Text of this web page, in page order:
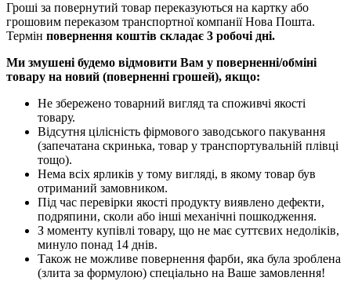
Гроші за повернутий товар переказуються на картку або
грошовим переказом транспортної компанії Нова Пошта.
Термін повернення коштів складає 3 робочі дні.
Ми змушені будемо відмовити Вам у поверненні/обміні
товару на новий (поверненні грошей), якщо:
Не збережено товарний вигляд та споживчі якості
товару.
Відсутня цілісність фірмового заводського пакування
(запечатана скринька, товар у транспортувальній плівці
тощо).
Нема всіх ярликів у тому вигляді, в якому товар був
отриманий замовником.
Під час перевірки якості продукту виявлено дефекти,
подряпини, сколи або інші механічні пошкодження.
З моменту купівлі товару, що не має суттєвих недоліків,
минуло понад 14 днів.
Також не можливе повернення фарби, яка була зроблена
(злита за формулою) спеціально на Ваше замовлення!